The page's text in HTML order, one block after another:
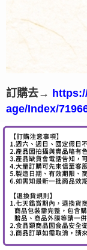
訂購去→
age/Index/